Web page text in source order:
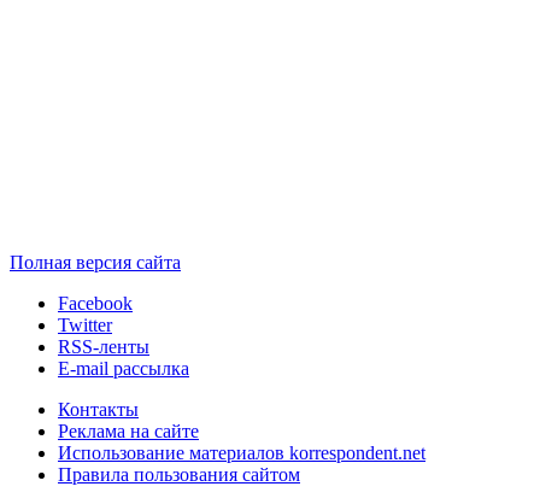
Полная версия сайта
Facebook
Twitter
RSS-ленты
E-mail рассылка
Контакты
Реклама на сайте
Использование материалов korrespondent.net
Правила пользования сайтом